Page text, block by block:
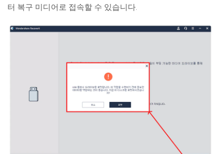
터 복구 미디어로 접속할 수 있습니다.